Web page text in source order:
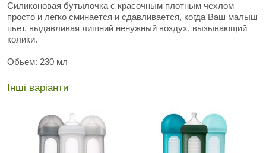
Силиконовая бутылочка с красочным плотным чехлом
просто и легко сминается и сдавливается, когда Ваш малыш
пьет, выдавливая лишний ненужный воздух, вызывающий
колики.
Обьем: 230 мл
Інші варіанти